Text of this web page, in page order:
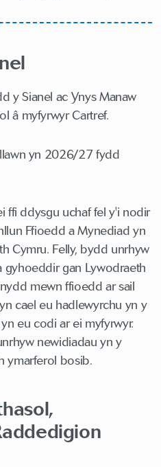
y Sianel ac Ynys Manaw
â myfyrwyr Cartref.
yn 2026/27 fydd
ffi ddysgu uchaf fel y'i nodir
Ffioedd a Mynediad yn
Cymru. Felly, bydd unrhyw
gan Lywodraeth
mewn ffioedd ar sail
cael eu hadlewyrchu yn y
eu codi ar ei myfyrwyr.
newidiadau yn y
ymarferol bosib.